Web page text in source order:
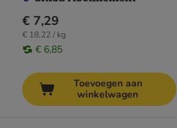
€ 7,29
€ 18,22 / kg
€ 6,85
Toevoegen aan
winkelwagen